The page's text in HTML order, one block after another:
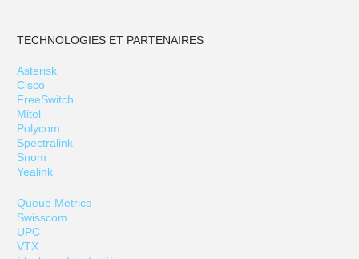
TECHNOLOGIES ET PARTENAIRES
Asterisk
Cisco
FreeSwitch
Mitel
Polycom
Spectralink
Snom
Yealink
Queue Metrics
Swisscom
UPC
VTX